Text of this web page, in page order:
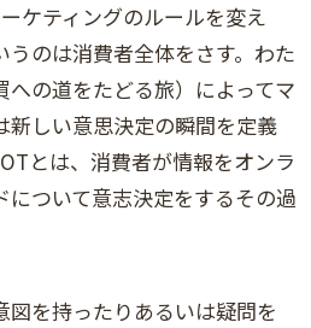
ケティングのルールを変え
のは消費者全体をさす。わた
への道をたどる旅）によってマ
新しい意思決定の瞬間を定義
とは、消費者が情報をオンラ
について意志決定をするその過
を持ったりあるいは疑問を